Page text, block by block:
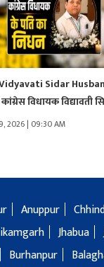
Sidar
विधायक विद्यावती
2026 | 09:30 AM
Anuppur
Jhabua
Burhanpur